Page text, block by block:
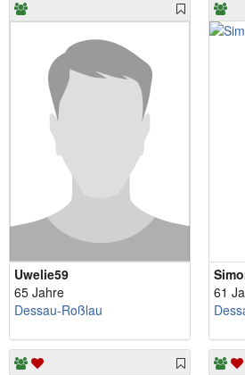
Uwelie59
65 Jahre
Dessau-Roßlau
61